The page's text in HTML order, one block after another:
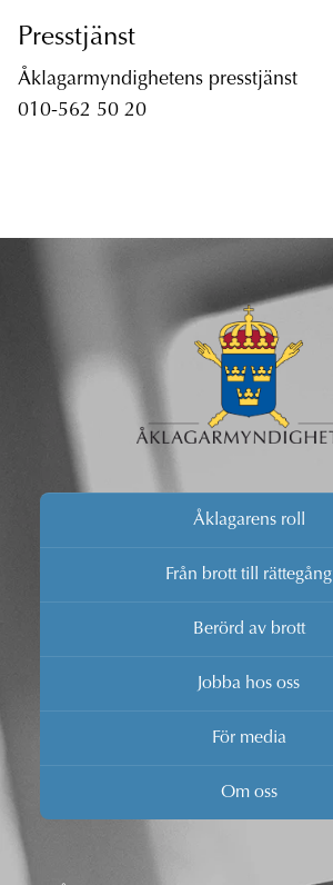
Presstjänst
Åklagarmyndighetens presstjänst
010-562 50 20
Åklagarens roll
Från brott till rättegång
Berörd av brott
Jobba hos oss
För media
Om oss